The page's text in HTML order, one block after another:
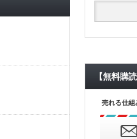
【無料購
売れる仕組